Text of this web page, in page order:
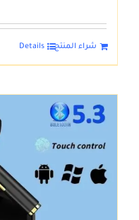
شراء المنتج Details